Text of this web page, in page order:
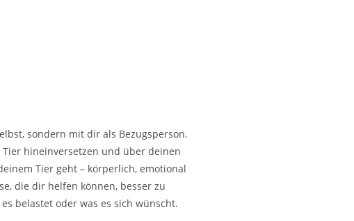
sondern mit dir als Bezugsperson.
hineinversetzen und über deinen
Tier geht – körperlich, emotional
die dir helfen können, besser zu
belastet oder was es sich wünscht.